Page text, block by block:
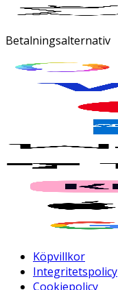
Betalningsalternativ
Köpvillkor
Integritetspolicy
Cookiepolicy